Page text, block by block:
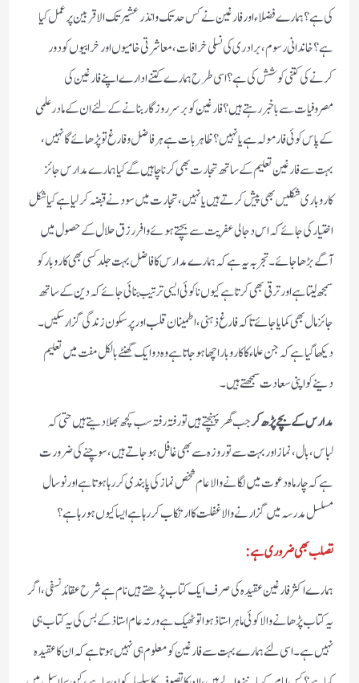
کی ہے ؟ ہمارے فضلاء اور فارغین نے کس حد تک وانذر عشیرتک الاقربین پر عمل کیا
ہے؟ خاندانی رسوم، برادری کی نسلی خرافات، معاشرتی خامیوں اور خرابیوں کو دور
کرنے کی کتنی کوشش کی ہے؟ اسی طرح ہمارے کتنے ادارے اپنے فارغین کی
مصروفیات سے باخبر رہتے ہیں؟ فارغین کو بر سر روزگار بنانے کے لئے ان کے مادرعلمی
کے پاس کوئی فارمولہ ہے یا نہیں؟ ظاہر بات ہے ہر فاضل وفارغ تو پڑھائے گا نہیں،
بہت سے فارغین تعلیم کے ساتھ تجارت بھی کرنا چاہیں گے کیا ہمارے مدارس جائز
کاروباری شکلیں بھی پیش کرتے ہیں یا نہیں، تجارت میں سود نے قبضہ کرلیا ہے کیا شکل
اختیار کی جائے کہ اس دجالی عفریت سےبچتے ہوئے وافر رزق حلال کے حصول میں
آگے بڑھا جائے۔ تجربہ یہ ہے کہ ہمارے مدارس کا فاضل بہت جلد کسی بھی کاروبار کو
سمجھ لیتا ہے اور ترقی بھی کرتاہے کیوں نا کوئی ایسی ترتیب بنائی جائے کہ دین کے ساتھ
جائز مال بھی کمایا جائے تاکہ فارغ ذہنی، اطمینان قلب اور پر سکون زندگی گزار سکیں۔
دیکھا گیا ہے کہ جن علماء کا کاروبار اچھا ہوجاتاہے وہ دو ایک گھنٹے بالکل مفت میں تعلیم
دینے کو اپنی سعادت سمجھتے ہیں۔
مدارس کے بچے پڑھ کرجب گھر پہنچتے ہیں تو رفتہ رفتہ سب کچھ بھلا دیتے ہیں حتی کہ
لباس، بال، نماز اور بہت سے تو روزہ سے بھی غافل ہوجاتے ہیں، سوچنے کی ضرورت
ہے کہ چار ماہ دعوت میں لگانے والا عام شخص نماز کی پابندی کر رہا ہوتا ہے اور نوسال
مسلسل مدرسہ میں گزارنے والا غفلت کا ارتکاب کررہاہے ایسا کیوں ہورہاہے؟
تصلب بھی ضروری ہے:
ہمارے اکثر فارغین عقیدہ کی صرف ایک کتاب پڑھتے ہیں نام ہے شرح عقائد نسفی ، اگر
یہ کتاب پڑھانے والا کوئی ماہر استاذ ہوا تو ٹھیک ہے ورنہ عام استاذ کے بس کی یہ کتاب ہی
نہیں ہے۔ اسی لئے ہمارے بہت سے فارغین کو معلوم ہی نہیں ہوتاہے کہ ان کا عقیدہ